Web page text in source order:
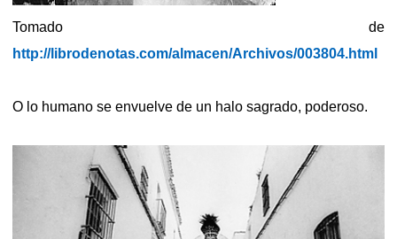
Tomado de
http://librodenotas.com/almacen/Archivos/003804.html
O lo humano se envuelve de un halo sagrado, poderoso.